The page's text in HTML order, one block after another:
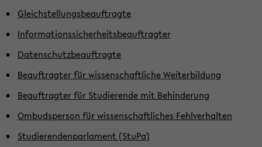
Gleich­stel­lungs­be­auf­trag­te
In­for­ma­ti­ons­si­cher­heits­be­auf­trag­ter
Da­ten­schutz­be­auf­trag­te
Be­auf­trag­ter für wis­sen­schaft­li­che Wei­ter­bil­dung
Be­auf­trag­ter für Stu­die­ren­de mit Be­hin­de­rung
Om­buds­per­son für wis­sen­schaft­li­ches Fehl­ver­hal­ten
Stu­die­ren­den­par­la­ment (StuPa)